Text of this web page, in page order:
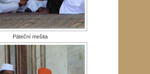
Páteční mešita